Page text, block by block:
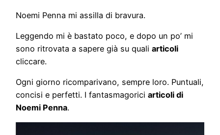
Noemi Penna mi assilla di bravura.
Leggendo mi è bastato poco, e dopo un po’ mi
sono ritrovata a sapere già su quali articoli
cliccare.
Ogni giorno ricomparivano, sempre loro. Puntuali,
concisi e perfetti. I fantasmagorici articoli di
Noemi Penna.